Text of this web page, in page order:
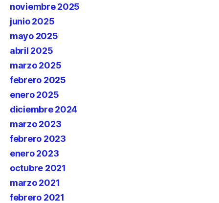
noviembre 2025
junio 2025
mayo 2025
abril 2025
marzo 2025
febrero 2025
enero 2025
diciembre 2024
marzo 2023
febrero 2023
enero 2023
octubre 2021
marzo 2021
febrero 2021